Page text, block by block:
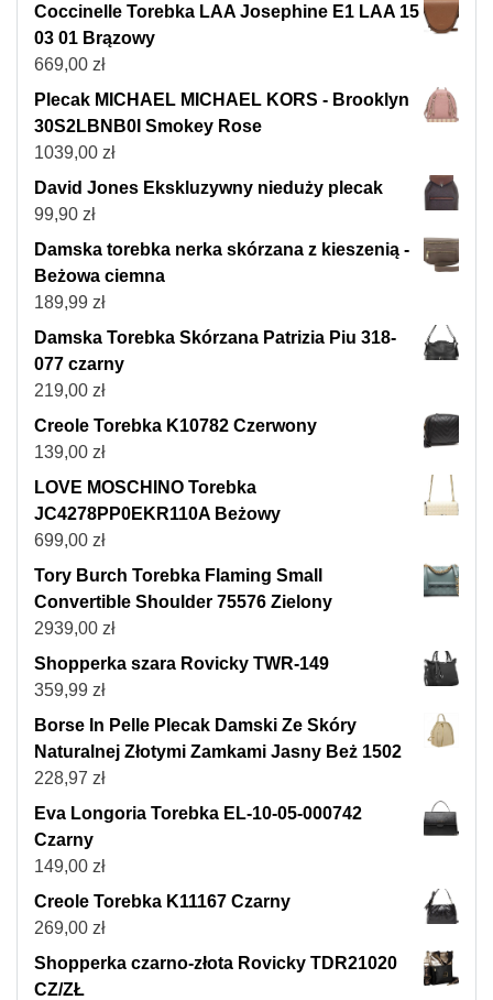
Coccinelle Torebka LAA Josephine E1 LAA 15
03 01 Brązowy
669,00 zł
Plecak MICHAEL MICHAEL KORS - Brooklyn
30S2LBNB0I Smokey Rose
1039,00 zł
David Jones Ekskluzywny nieduży plecak
99,90 zł
Damska torebka nerka skórzana z kieszenią -
Beżowa ciemna
189,99 zł
Damska Torebka Skórzana Patrizia Piu 318-
077 czarny
219,00 zł
Creole Torebka K10782 Czerwony
139,00 zł
LOVE MOSCHINO Torebka
JC4278PP0EKR110A Beżowy
699,00 zł
Tory Burch Torebka Flaming Small
Convertible Shoulder 75576 Zielony
2939,00 zł
Shopperka szara Rovicky TWR-149
359,99 zł
Borse In Pelle Plecak Damski Ze Skóry
Naturalnej Złotymi Zamkami Jasny Beż 1502
228,97 zł
Eva Longoria Torebka EL-10-05-000742
Czarny
149,00 zł
Creole Torebka K11167 Czarny
269,00 zł
Shopperka czarno-złota Rovicky TDR21020
CZ/ZŁ